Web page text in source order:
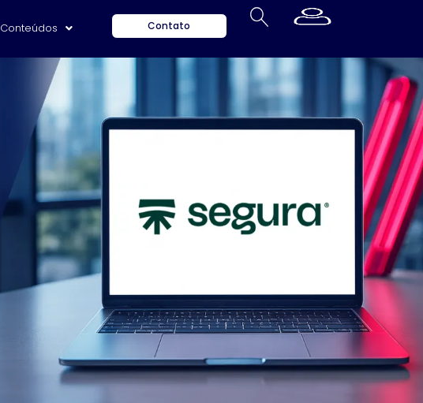
Conteúdos Contato